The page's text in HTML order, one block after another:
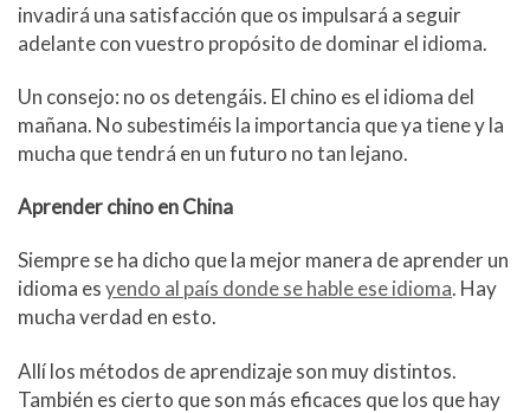
invadirá una satisfacción que os impulsará a seguir
adelante con vuestro propósito de dominar el idioma.
Un consejo: no os detengáis. El chino es el idioma del
mañana. No subestiméis la importancia que ya tiene y la
mucha que tendrá en un futuro no tan lejano.
Aprender chino en China
Siempre se ha dicho que la mejor manera de aprender un
idioma esyendo al país donde se hable ese idioma. Hay
mucha verdad en esto.
Allí los métodos de aprendizaje son muy distintos.
También es cierto que son más eficaces que los que hay